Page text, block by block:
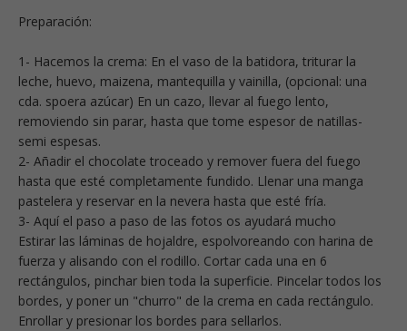
Preparación:
1- Hacemos la crema: En el vaso de la batidora, triturar la
leche, huevo, maizena, mantequilla y vainilla, (opcional: una
cda. spoera azúcar) En un cazo, llevar al fuego lento,
removiendo sin parar, hasta que tome espesor de natillas-
semi espesas.
2- Añadir el chocolate troceado y remover fuera del fuego
hasta que esté completamente fundido. Llenar una manga
pastelera y reservar en la nevera hasta que esté fría.
3- Aquí el paso a paso de las fotos os ayudará mucho
Estirar las láminas de hojaldre, espolvoreando con harina de
fuerza y alisando con el rodillo. Cortar cada una en 6
rectángulos, pinchar bien toda la superficie. Pincelar todos los
bordes, y poner un "churro" de la crema en cada rectángulo.
Enrollar y presionar los bordes para sellarlos.